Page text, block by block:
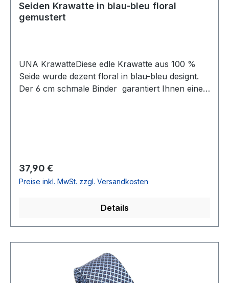
Seiden Krawatte in blau-bleu floral
gemustert
UNA KrawatteDiese edle Krawatte aus 100 %
Seide wurde dezent floral in blau-bleu designt.
Der 6 cm schmale Binder garantiert Ihnen einen
Regulärer Preis:
37,90 €
Preise inkl. MwSt. zzgl. Versandkosten
Details